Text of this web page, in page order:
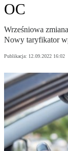
OC
Wrześniowa
Nowy taryfikator
Publikacja: 12.09.2022 16:02